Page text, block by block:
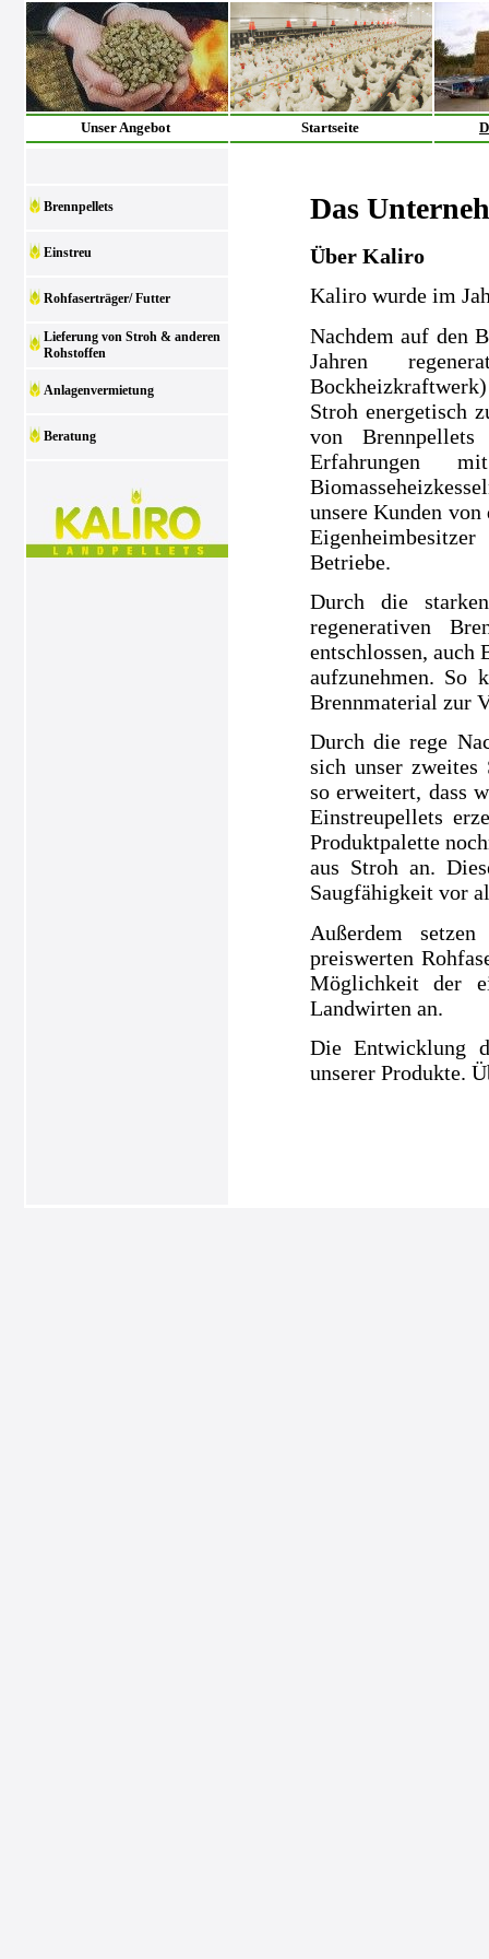
Unser Angebot Startseite
Brennpellets
Einstreu
Rohfaserträger/ Futter
Lieferung von Stroh & anderen
Rohstoffen
Anlagenvermietung
Beratung
Das
Über Kaliro
Kaliro wurde im
Nachdem auf den
Jahren
Stroh energetisch
von
Erfahrungen
unsere Kunden
Betriebe.
Durch die
regenerativen
entschlossen, auch
aufzunehmen. So
Brennmaterial zur
Durch die rege
sich unser zweites
so erweitert, dass
Einstreupellets
Produktpalette
aus Stroh an.
Saugfähigkeit vor
Außerdem
preiswerten
Möglichkeit der
Landwirten an.
Die Entwicklung
unserer Produkte.